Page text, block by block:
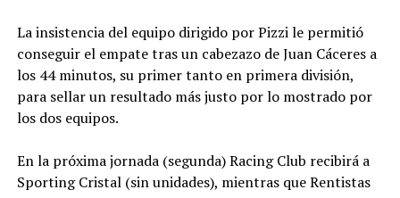
La insistencia del equipo dirigido por Pizzi le permitió
conseguir el empate tras un cabezazo de Juan Cáceres a
los 44 minutos, su primer tanto en primera división,
para sellar un resultado más justo por lo mostrado por
los dos equipos.
En la próxima jornada (segunda) Racing Club recibirá a
Sporting Cristal (sin unidades), mientras que Rentistas